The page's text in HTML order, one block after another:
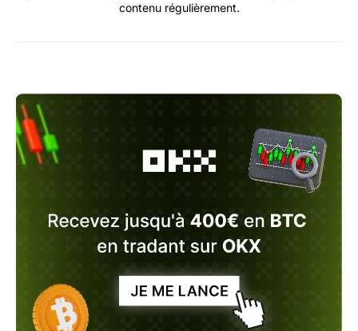
contenu régulièrement.